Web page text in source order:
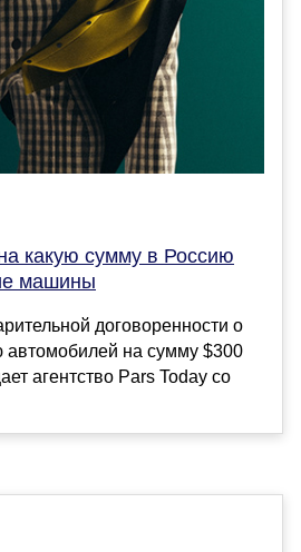
какую сумму в Россию
машины
договоренности о
автомобилей на сумму $300
агентство Pars Today со